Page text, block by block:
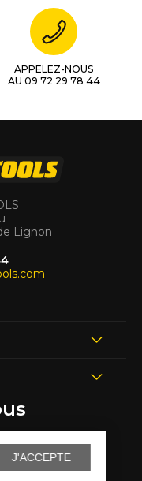
J'ACCEPTE
APPELEZ-NOUS
AU 09 72 29 78 44
Lignon